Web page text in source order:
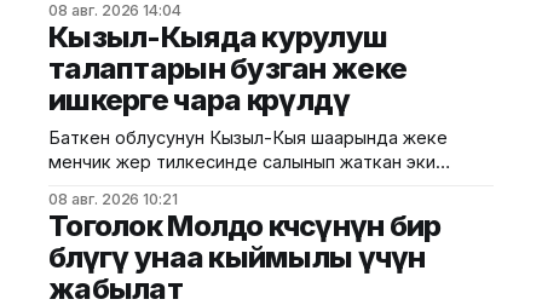
Маданият, маалымат жана жаштар саясаты
министрлиги билдирди. Министрликтин
маалыматына караганда, музейдин эч бир бөлүгү
чет өлкөлүк мекемелерге менчикке, ижарага же
туруктуу пайдаланууга берилген эмес.
Белгилегендей, “Гармония сулуулукту жаратат:
Байыркы Кытай цивилизациясынын көркөм өнөр
08 авг. 2026 14:04
Кызыл-Кыяда курулуш
талаптарын бузган жеке
ишкерге чара көрүлдү
Баткен облусунун Кызыл-Кыя шаарында жеке
менчик жер тилкесинде салынып жаткан эки
бузуулар аныкталды. Бул тууралуу Курулуш,
архитектура жана турак жай-коммуналдык чарба
министрлигинин басма сөз кызматы билдирди.
Маалыматка ылайык, Кулатов көчөсүндө жайгашкан
08 авг. 2026 10:21
Тоголок Молдо көчөсүнүн бир
бөлүгү унаа кыймылы үчүн
жабылат